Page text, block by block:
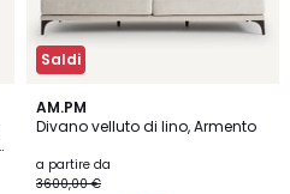
Saldi
AM.PM
Divano velluto di lino, Armento
a partire da
3600,00 €
5
/
5
Colori